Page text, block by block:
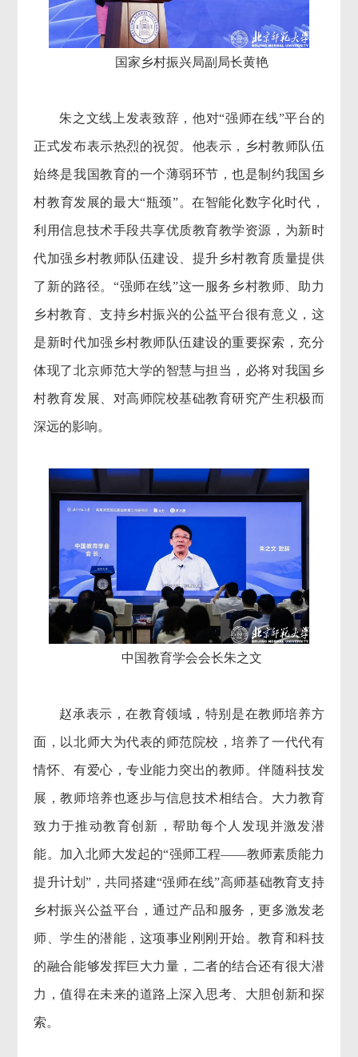
国家乡村振兴局副局长黄艳
朱之文线上发表致辞，他对“强师在线”平台的
正式发布表示热烈的祝贺。他表示，乡村教师队伍
始终是我国教育的一个薄弱环节，也是制约我国乡
村教育发展的最大“瓶颈”。在智能化数字化时代，
利用信息技术手段共享优质教育教学资源，为新时
代加强乡村教师队伍建设、提升乡村教育质量提供
了新的路径。“强师在线”这一服务乡村教师、助力
乡村教育、支持乡村振兴的公益平台很有意义，这
是新时代加强乡村教师队伍建设的重要探索，充分
体现了北京师范大学的智慧与担当，必将对我国乡
村教育发展、对高师院校基础教育研究产生积极而
深远的影响。
中国教育学会会长朱之文
赵承表示，在教育领域，特别是在教师培养方
面，以北师大为代表的师范院校，培养了一代代有
情怀、有爱心，专业能力突出的教师。伴随科技发
展，教师培养也逐步与信息技术相结合。大力教育
致力于推动教育创新，帮助每个人发现并激发潜
能。加入北师大发起的“强师工程——教师素质能力
提升计划”，共同搭建“强师在线”高师基础教育支持
乡村振兴公益平台，通过产品和服务，更多激发老
师、学生的潜能，这项事业刚刚开始。教育和科技
的融合能够发挥巨大力量，二者的结合还有很大潜
力，值得在未来的道路上深入思考、大胆创新和探
索。